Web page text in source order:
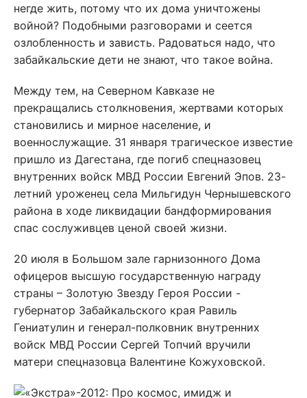
негде жить, потому что их дома уничтожены
войной? Подобными разговорами и сеется
озлобленность и зависть. Радоваться надо, что
забайкальские дети не знают, что такое война.
Между тем, на Северном Кавказе не
прекращались столкновения, жертвами которых
становились и мирное население, и
военнослужащие. 31 января трагическое известие
пришло из Дагестана, где погиб спецназовец
внутренних войск МВД России Евгений Эпов. 23-
летний уроженец села Мильгидун Чернышевского
района в ходе ликвидации бандформирования
спас сослуживцев ценой своей жизни.
20 июля в Большом зале гарнизонного Дома
офицеров высшую государственную награду
страны – Золотую Звезду Героя России -
губернатор Забайкальского края Равиль
Гениатулин и генерал-полковник внутренних
войск МВД России Сергей Топчий вручили
матери спецназовца Валентине Кожуховской.